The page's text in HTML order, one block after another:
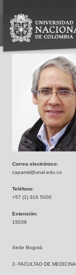
Correo electrónico:
caparral@unal.edu.co
Teléfono:
+57 (1) 316 5000
Extensión:
15039
Sede Bogotá
2- FACULTAD DE MEDICINA